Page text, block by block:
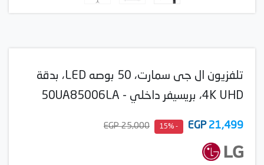
تلفزيون ال جى سمارت، 50 بوصه LED، بدقة
4K UHD، بريسيفر داخلي - 50UA85006LA
21,499
EGP
- 15%
25,000 EGP